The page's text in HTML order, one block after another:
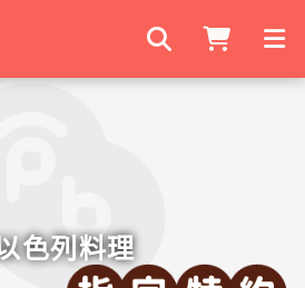
搜尋商家
色列料理